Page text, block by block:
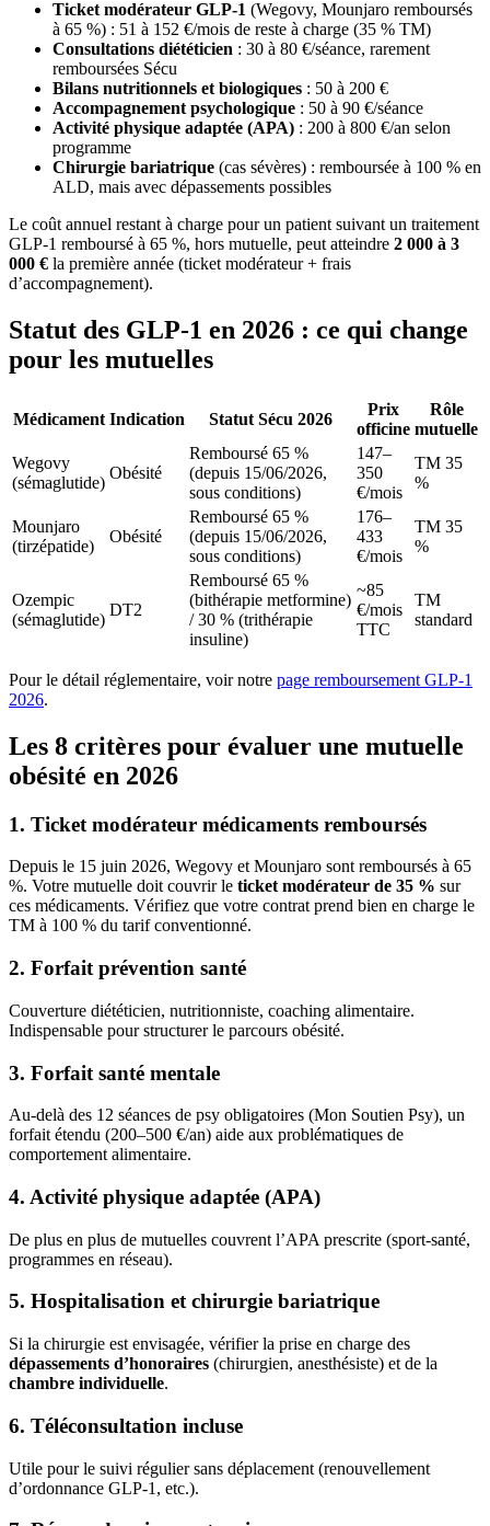
Ticket modérateur GLP-1 (Wegovy, Mounjaro remboursés
à 65 %) : 51 à 152 €/mois de reste à charge (35 % TM)
Consultations diététicien : 30 à 80 €/séance, rarement
remboursées Sécu
Bilans nutritionnels et biologiques : 50 à 200 €
Accompagnement psychologique : 50 à 90 €/séance
Activité physique adaptée (APA) : 200 à 800 €/an selon
programme
Chirurgie bariatrique (cas sévères) : remboursée à 100 % en
ALD, mais avec dépassements possibles
Le coût annuel restant à charge pour un patient suivant un traitement
GLP-1 remboursé à 65 %, hors mutuelle, peut atteindre 2 000 à 3
000 € la première année (ticket modérateur + frais
d’accompagnement).
Statut des GLP-1 en 2026 : ce qui change
pour les mutuelles
Médicament Indication Statut Sécu 2026
Prix
officine
Rôle
mutuelle
Wegovy
(sémaglutide)
Obésité
Remboursé 65 %
(depuis 15/06/2026,
sous conditions)
147–
350
€/mois
TM 35
%
Mounjaro
(tirzépatide)
Obésité
Remboursé 65 %
(depuis 15/06/2026,
sous conditions)
176–
433
€/mois
TM 35
%
Ozempic
(sémaglutide)
DT2
Remboursé 65 %
(bithérapie metformine)
/ 30 % (trithérapie
insuline)
~85
€/mois
TTC
TM
standard
Pour le détail réglementaire, voir notre page remboursement GLP-1
2026.
Les 8 critères pour évaluer une mutuelle
obésité en 2026
1. Ticket modérateur médicaments remboursés
Depuis le 15 juin 2026, Wegovy et Mounjaro sont remboursés à 65
%. Votre mutuelle doit couvrir le ticket modérateur de 35 % sur
ces médicaments. Vérifiez que votre contrat prend bien en charge le
TM à 100 % du tarif conventionné.
2. Forfait prévention santé
Couverture diététicien, nutritionniste, coaching alimentaire.
Indispensable pour structurer le parcours obésité.
3. Forfait santé mentale
Au-delà des 12 séances de psy obligatoires (Mon Soutien Psy), un
forfait étendu (200–500 €/an) aide aux problématiques de
comportement alimentaire.
4. Activité physique adaptée (APA)
De plus en plus de mutuelles couvrent l’APA prescrite (sport-santé,
programmes en réseau).
5. Hospitalisation et chirurgie bariatrique
Si la chirurgie est envisagée, vérifier la prise en charge des
dépassements d’honoraires (chirurgien, anesthésiste) et de la
chambre individuelle.
6. Téléconsultation incluse
Utile pour le suivi régulier sans déplacement (renouvellement
d’ordonnance GLP-1, etc.).